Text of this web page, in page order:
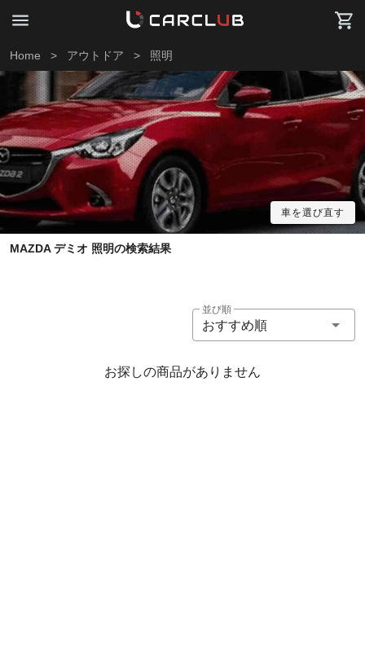
Home > アウトドア > 照明
車を選び直す
MAZDA デミオ 照明の検索結果
並び順
おすすめ順
お探しの商品がありません